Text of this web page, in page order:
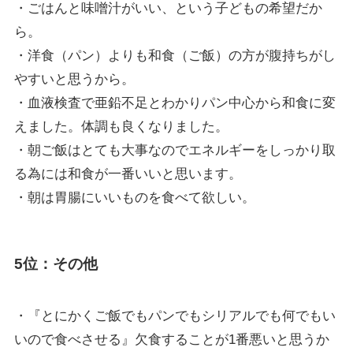
・ごはんと味噌汁がいい、という子どもの希望だか
ら。
・洋食（パン）よりも和食（ご飯）の方が腹持ちがし
やすいと思うから。
・血液検査で亜鉛不足とわかりパン中心から和食に変
えました。体調も良くなりました。
・朝ご飯はとても大事なのでエネルギーをしっかり取
る為には和食が一番いいと思います。
・朝は胃腸にいいものを食べて欲しい。
5位：その他
・『とにかくご飯でもパンでもシリアルでも何でもい
いので食べさせる』欠食することが1番悪いと思うか